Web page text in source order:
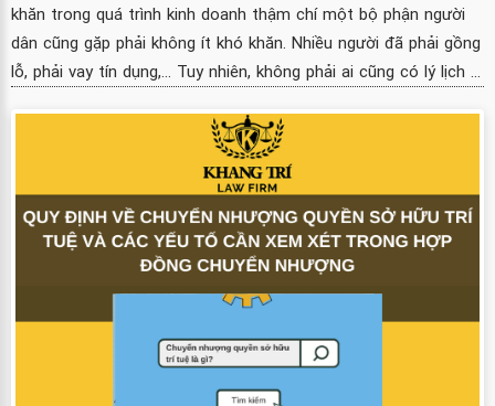
khăn trong quá trình kinh doanh thậm chí một bộ phận người
dân cũng gặp phải không ít khó khăn. Nhiều người đã phải gồng
lỗ, phải vay tín dụng,... Tuy nhiên, không phải ai cũng có lý lịch ...